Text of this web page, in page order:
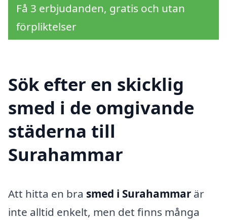
Få 3 erbjudanden, gratis och utan
förpliktelser
Sök efter en skicklig
smed i de omgivande
städerna till
Surahammar
Att hitta en bra smed i Surahammar är
inte alltid enkelt, men det finns många